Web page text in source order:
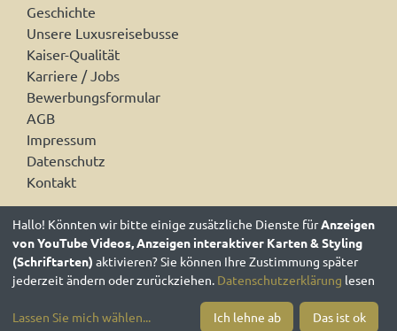
Geschichte
Unsere Luxusreisebusse
Kaiser-Qualität
Karriere / Jobs
Bewerbungsformular
AGB
Impressum
Datenschutz
Kontakt
Hallo! Könnten wir bitte einige zusätzliche Dienste fürAnzeigen
von YouTube Videos, Anzeigen interaktiver Karten & Styling
(Schriftarten) aktivieren? Sie können Ihre Zustimmung später
jederzeit ändern oder zurückziehen. Datenschutzerklärung lesen
Lassen Sie mich wählen... Ich lehne ab Das ist ok